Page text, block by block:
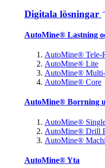
Digitala lösningar
AutoMine® Lastning
AutoMine® Tele-
AutoMine® Lite
AutoMine®
AutoMine® Core
AutoMine® Borrning
AutoMine®
AutoMine® Drill
AutoMine®
AutoMine® Yta